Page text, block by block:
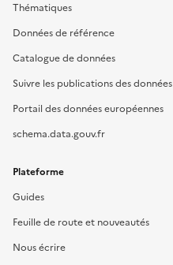
Thématiques
Données de référence
Catalogue de données
Suivre les publications des données
Portail des données européennes
schema.data.gouv.fr
Plateforme
Guides
Feuille de route et nouveautés
Nous écrire